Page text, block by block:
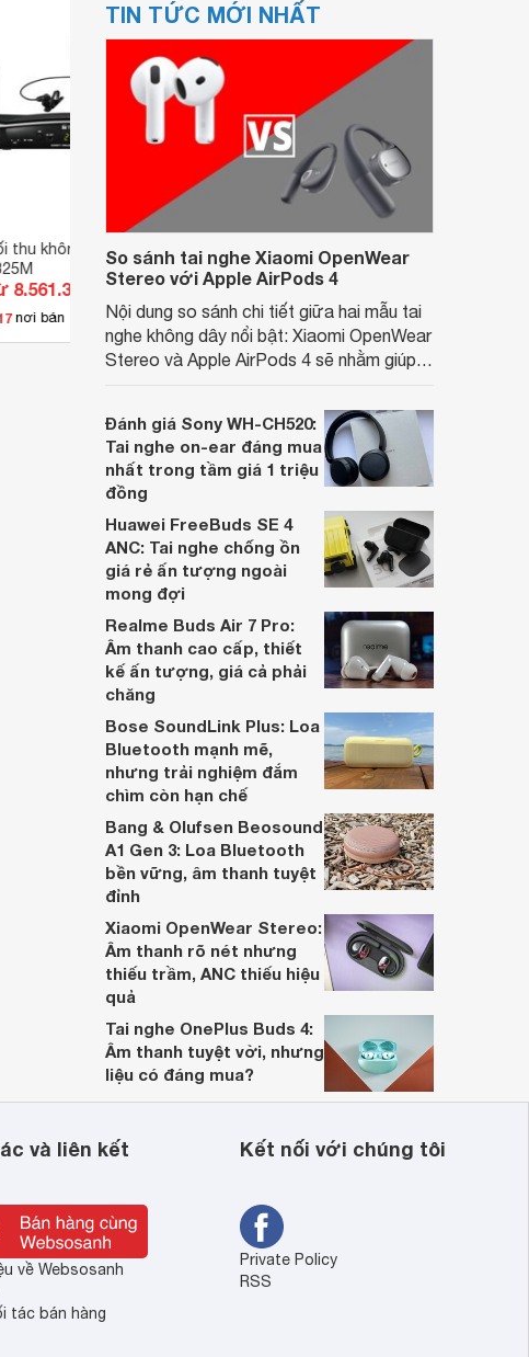
thu không dây TOA
8.561.300 đ
nơi bán
Micro TOA WM-5265 - không
dây
Giá từ 1.738.000 đ
Có 25 nơi bán
TIN TỨC MỚI NHẤT
So sánh tai nghe Xiaomi OpenWear
Stereo với Apple AirPods 4
Nội dung so sánh chi tiết giữa hai mẫu tai
nghe không dây nổi bật: Xiaomi OpenWear
Stereo và Apple AirPods 4 sẽ nhằm giúp
dựa trên nhu cầu và sở thích cá nhân. Cả
hai đều là sản phẩm chất lượng cao,
nhưng hướng tới đối tượng khách hàng
khác nhau.
Đánh giá Sony WH-CH520:
Tai nghe on-ear đáng mua
nhất trong tầm giá 1 triệu
đồng
Huawei FreeBuds SE 4
ANC: Tai nghe chống ồn
giá rẻ ấn tượng ngoài
mong đợi
Realme Buds Air 7 Pro:
Âm thanh cao cấp, thiết
kế ấn tượng, giá cả phải
chăng
Bose SoundLink Plus: Loa
Bluetooth mạnh mẽ,
nhưng trải nghiệm đắm
chìm còn hạn chế
Bang & Olufsen Beosound
A1 Gen 3: Loa Bluetooth
bền vững, âm thanh tuyệt
đỉnh
Xiaomi OpenWear Stereo:
Âm thanh rõ nét nhưng
thiếu trầm, ANC thiếu hiệu
quả
Tai nghe OnePlus Buds 4:
Âm thanh tuyệt vời, nhưng
liệu có đáng mua?
và liên kết
về Websosanh
tác bán hàng
Kết nối với chúng tôi
Private Policy
RSS